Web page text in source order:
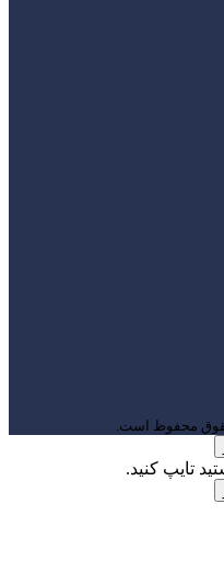
محفوظ است.
تایپ کنید.